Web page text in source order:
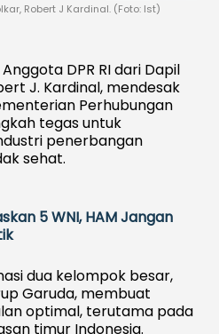
Robert J Kardinal. (Foto: Ist)
DPR RI dari Dapil
J. Kardinal, mendesak
Perhubungan
tegas untuk
penerbangan
sehat.
5 WNI, HAM Jangan
dua kelompok besar,
Garuda, membuat
optimal, terutama pada
timur Indonesia.